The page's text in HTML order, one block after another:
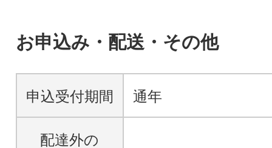
お申込み・配送・その他
申込受付期間 通年
配達外の